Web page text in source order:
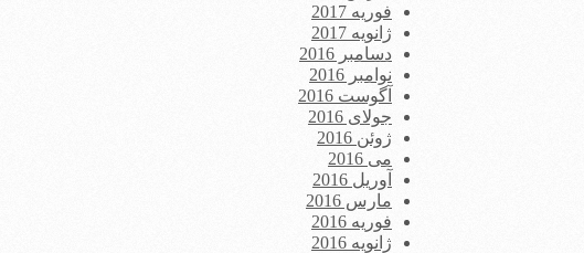
فوریه 2017
ژانویه 2017
دسامبر 2016
نوامبر 2016
آگوست 2016
جولای 2016
ژوئن 2016
می 2016
آوریل 2016
مارس 2016
فوریه 2016
ژانویه 2016